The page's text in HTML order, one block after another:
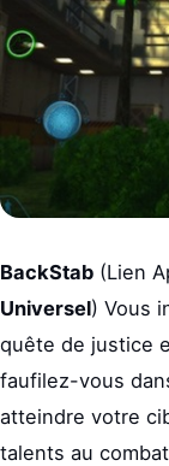
BackStab (Lien
Universel) Vous
quête de justice
faufilez-vous
atteindre votre
talents au